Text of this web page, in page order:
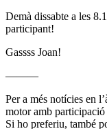
Demà dissabte a les
participant!
Gassss Joan!
———
Per a més notícies en
motor amb
Si ho preferiu, també